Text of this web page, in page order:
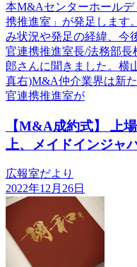
本M&Aセンターホール
携推進室」が発足します
み状況や発足の経緯、今
官連携推進室長/法務部
郎さんに聞きました。横
真右)M&A仲介業界は新
官連携推進室が
【M&A成約式】 上
上、メイドインジャ
広報室だより
2022年12月26日